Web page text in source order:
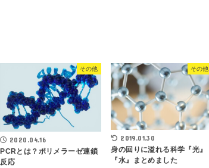
その他
2020.04.16
PCRとは？ポリメラーゼ連鎖
反応
その他
2019.01.30
身の回りに溢れる科学『光』
『水』まとめました